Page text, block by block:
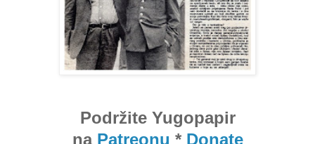
Podržite Yugopapir
na Patreonu * Donate